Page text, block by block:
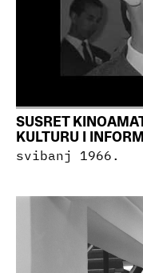
SUSRET
KULTURU I
svibanj 1966.